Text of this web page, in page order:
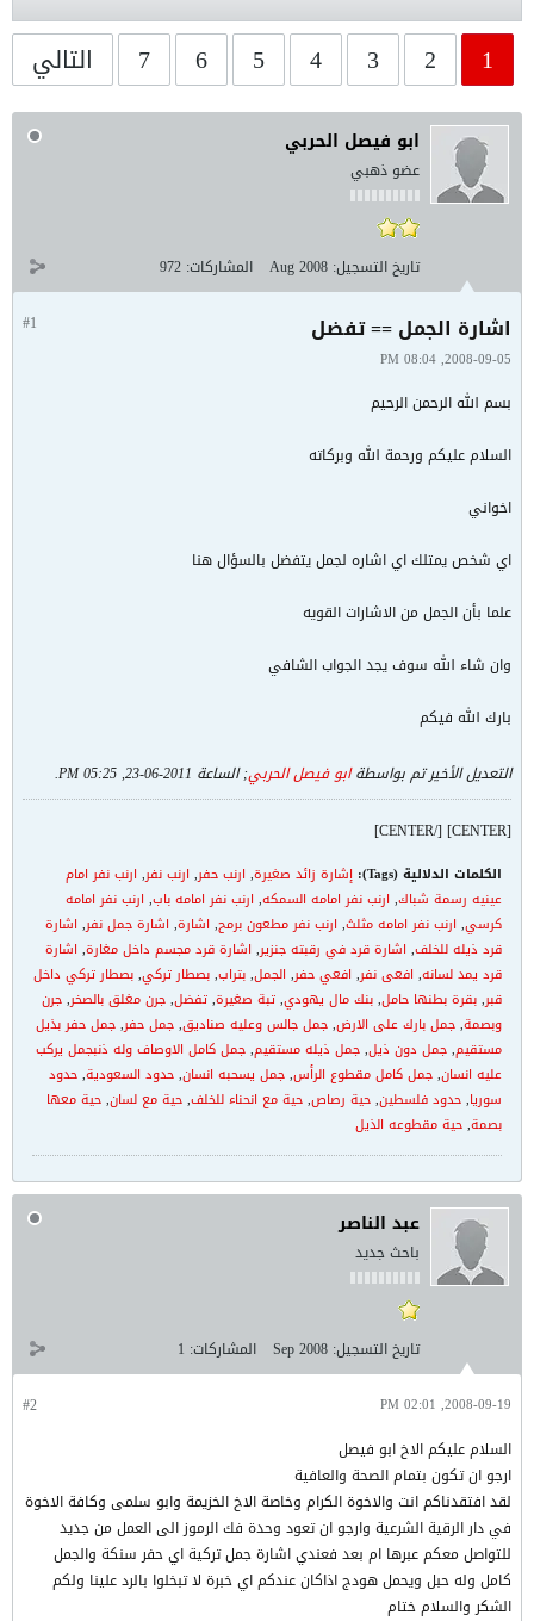
1
2
3
4
5
6
7 التالي
ابو فيصل الحربي
عضو ذهبي
تاريخ التسجيل: Aug 2008 المشاركات: 972
#1 اشارة الجمل == تفضل
2008-09-05, 08:04 PM
بسم الله الرحمن الرحيم
السلام عليكم ورحمة الله وبركاته
اخواني
اي شخص يمتلك اي اشاره لجمل يتفضل بالسؤال هنا
علما بأن الجمل من الاشارات القويه
وان شاء الله سوف يجد الجواب الشافي
بارك الله فيكم
التعديل الأخير تم بواسطةابو فيصل الحربي; الساعة 2011-06-23, 05:25 PM
.
[CENTER] [/CENTER]
الكلمات الدلالية (Tags): إشارة زائد صغيرة, ارنب حفر, ارنب نفر, ارنب نفر امام
عينيه رسمة شباك, ارنب نفر امامه السمكه, ارنب نفر امامه باب, ارنب نفر امامه
كرسي, ارنب نفر امامه مثلث, ارنب نفر مطعون برمح, اشارة, اشارة جمل نفر, اشارة
قرد ذيله للخلف, اشارة قرد في رقبته جنزير, اشارة قرد مجسم داخل مغارة, اشارة
قرد يمد لسانه, افعى نفر, افعي حفر, الجمل,بتراب,بصطار تركي,بصطار تركي داخل
قبر,بقرة بطنها حامل,بنك مال يهودي,تبة صغيرة,تفضل,جرن مغلق بالصخر,جرن
وبصمة,جمل بارك على الارض,جمل جالس وعليه صناديق,جمل حفر,جمل حفر بذيل
مستقيم,جمل دون ذيل,جمل ذيله مستقيم,جمل كامل الاوصاف وله ذنبجمل يركب
عليه انسان,جمل كامل مقطوع الرأس,جمل يسحبه انسان,حدود السعودية,حدود
سوريا,حدود فلسطين,حية رصاص,حية مع انحناء للخلف,حية مع لسان,حية معها
بصمة,حية مقطوعه الذيل
عبد الناصر
باحث جديد
تاريخ التسجيل: Sep 2008 المشاركات: 1
#2 2008-09-19, 02:01 PM
السلام عليكم الاخ ابو فيصل
ارجو ان تكون بتمام الصحة والعافية
لقد افتقدناكم انت والاخوة الكرام وخاصة الاخ الخزيمة وابو سلمى وكافة الاخوة
في دار الرقية الشرعية وارجو ان تعود وحدة فك الرموز الى العمل من جديد
للتواصل معكم عبرها ام بعد فعندي اشارة جمل تركية اي حفر سنكة والجمل
كامل وله حبل ويحمل هودج اذاكان عندكم اي خبرة لا تبخلوا بالرد علينا ولكم
الشكر والسلام ختام